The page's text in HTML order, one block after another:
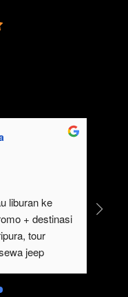
Pengalaman Yang
Trip Ke bromo
bintang 5 dan
.Buat kalian yang